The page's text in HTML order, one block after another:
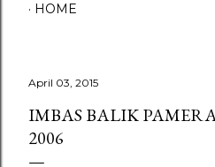
HOME
April 03, 2015
IMBAS BALIK
2006